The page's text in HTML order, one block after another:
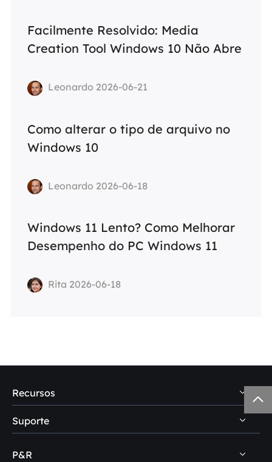
Facilmente Resolvido: Media
Creation Tool Windows 10 Não Abre
Leonardo 2026-06-21
Como alterar o tipo de arquivo no
Windows 10
Leonardo 2026-06-18
Windows 11 Lento? Como Melhorar
Desempenho do PC Windows 11
Rita 2026-06-18
Recursos
Dicas de recuperação de dados PC
Dicas de recuperação de dados Mac
Suporte
Central de suporte
P&R
